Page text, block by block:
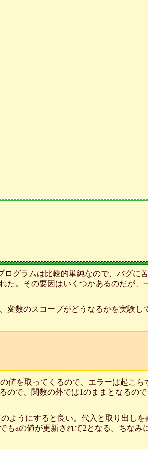
グラムは比較的単純なので、バグに
た。その要因はいくつかあるのだが、
変数のスコープがどうなるかを実験し
値を取ってくるので、エラーは起こ
ので、関数の外では1のままとなるの
ようにすると良い。代入と取り出し
aの値が更新されて2となる。ちなみ